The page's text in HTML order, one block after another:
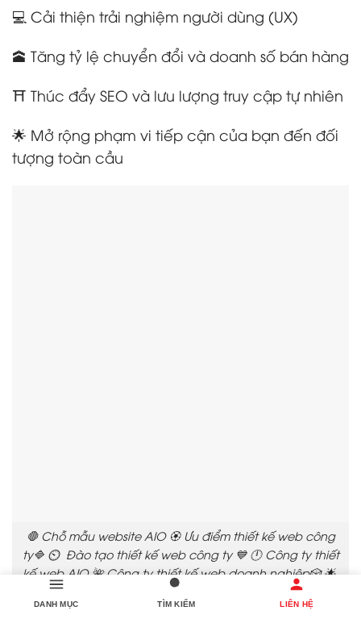
💻 Cải thiện trải nghiệm người dùng (UX)
🕋 Tăng tỷ lệ chuyển đổi và doanh số bán hàng
⛩️ Thúc đẩy SEO và lưu lượng truy cập tự nhiên
🌟 Mở rộng phạm vi tiếp cận của bạn đến đối
tượng toàn cầu
🛑 Chỗ mẫu website AIO 🏵️ Ưu điểm thiết kế web công
ty🔷 ⏲️ Đào tạo thiết kế web công ty 💙 🕛 Công ty thiết
kế web AIO 🌺 Công ty thiết kế web doanh nghiệp🎲 🌟
Chi phí thiết kế web doanh nghiệp 🌈
DANH MỤC TÌM KIẾM LIÊN HỆ